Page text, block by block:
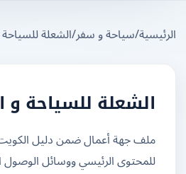
/سياحة و سفر/الشعلة للسياحة و
الشعلة للسياحة و
ملف جهة أعمال ضمن دليل الكويت
للمحتوى الرئيسي ووسائل الوصول